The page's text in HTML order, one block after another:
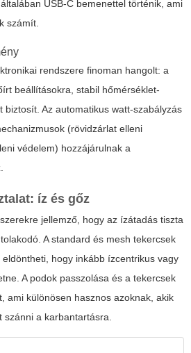
USB-C bemenettel történik, ami
számít.
rendszere finoman hangolt: a
beállításokra, stabil hőmérséklet-
biztosít. Az automatikus watt-szabályzás
(rövidzárlat elleni
védelem) hozzájárulnak a
íz és gőz
jellemző, hogy az ízátadás tiszta
A standard és mesh tekercsek
hogy inkább ízcentrikus vagy
A podok passzolása és a tekercsek
ami különösen hasznos azoknak, akik
a karbantartásra.